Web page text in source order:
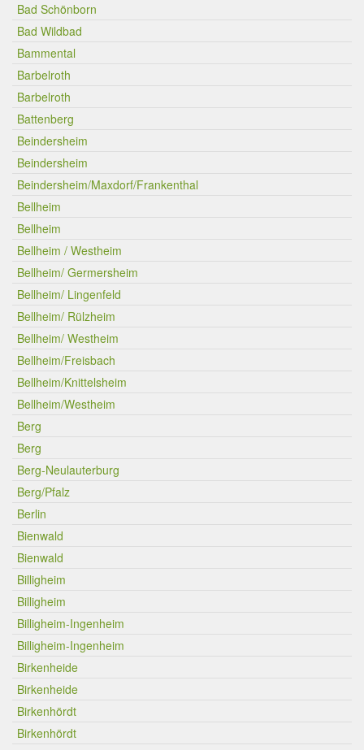
Bad Schönborn
Bad Wildbad
Bammental
Barbelroth
Barbelroth
Battenberg
Beindersheim
Beindersheim
Beindersheim/Maxdorf/Frankenthal
Bellheim
Bellheim
Bellheim / Westheim
Bellheim/ Germersheim
Bellheim/ Lingenfeld
Bellheim/ Rülzheim
Bellheim/ Westheim
Bellheim/Freisbach
Bellheim/Knittelsheim
Bellheim/Westheim
Berg
Berg
Berg-Neulauterburg
Berg/Pfalz
Berlin
Bienwald
Bienwald
Billigheim
Billigheim
Billigheim-Ingenheim
Billigheim-Ingenheim
Birkenheide
Birkenheide
Birkenhördt
Birkenhördt